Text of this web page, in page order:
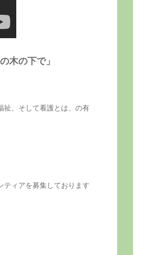
の下で」
祉、そして看護とは、の有
ィアを募集しております